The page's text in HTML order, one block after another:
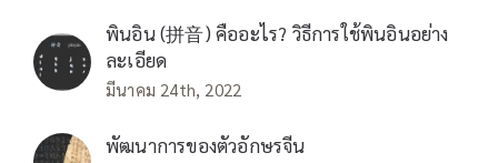
พินอิน (拼音) คืออะไร? วิธีการใช้พินอินอย่าง
ละเอียด
มีนาคม 24th, 2022
พัฒนาการของตัวอักษรจีน